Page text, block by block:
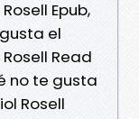
Epub,
el
Read
no te gusta
Rosell